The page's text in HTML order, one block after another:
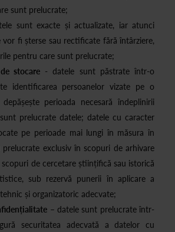
sunt prelucrate;
sunt exacte și actualizate, iar atunci
vor fi șterse sau rectificate fără întârziere,
pentru care sunt prelucrate;
stocare- datele sunt păstrate într-o
identificarea persoanelor vizate pe o
perioada necesară îndeplinirii
prelucrate datele; datele cu caracter
pe perioade mai lungi în măsura în
exclusiv în scopuri de arhivare
de cercetare științifică sau istorică
sub rezervă punerii în aplicare a
și organizatoric adecvate;
– datele sunt prelucrate într-
securitatea adecvată a datelor cu